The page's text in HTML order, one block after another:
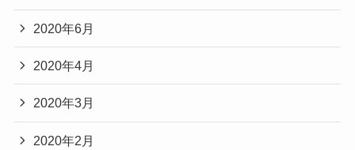
2020年6月
2020年4月
2020年3月
2020年2月